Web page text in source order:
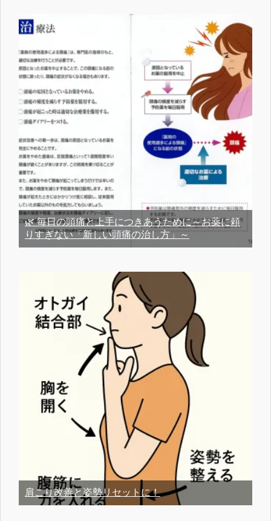
🌿 毎日の頭痛と上手につきあうために～お薬に頼
りすぎない「新しい頭痛の治し方」～
肩こり改善と姿勢リセットに！